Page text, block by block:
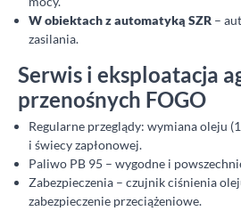
W obiektach z automatyką SZR –
zasilania.
Serwis i eksploatacja
przenośnych FOGO
Regularne przeglądy: wymiana oleju
i świecy zapłonowej.
Paliwo PB 95 – wygodne i
Zabezpieczenia – czujnik ciśnienia
zabezpieczenie przeciążeniowe.